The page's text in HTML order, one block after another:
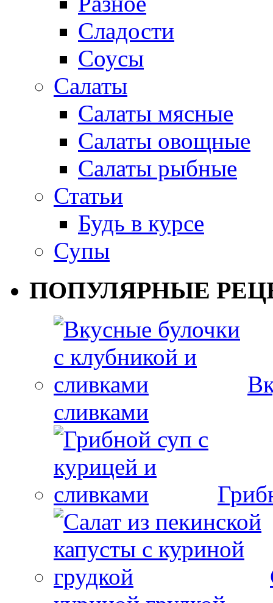
Сладости
Соусы
Салаты
Салаты мясные
Салаты овощные
Салаты рыбные
Статьи
Будь в курсе
Супы
ПОПУЛЯРНЫЕ
сливками